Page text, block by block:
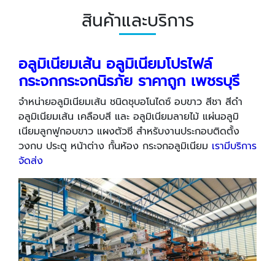
สินค้าและบริการ
อลูมิเนียมเส้น อลูมิเนียมโปรไฟล์
กระจกกระจกนิรภัย ราคาถูก เพชรบุรี
จำหน่ายอลูมิเนียมเส้น ชนิดชุบอโนไดซ์ อบขาว สีชา สีดำ
อลูมิเนียมเส้น เคลือบสี และ อลูมิเนียมลายไม้ แผ่นอลูมิ
เนียมลูกฟูกอบขาว แผงตัวซี สำหรับงานประกอบติดตั้ง
วงกบ ประตู หน้าต่าง กั้นห้อง กระจกอลูมิเนียม เรามีบริการ
จัดส่ง